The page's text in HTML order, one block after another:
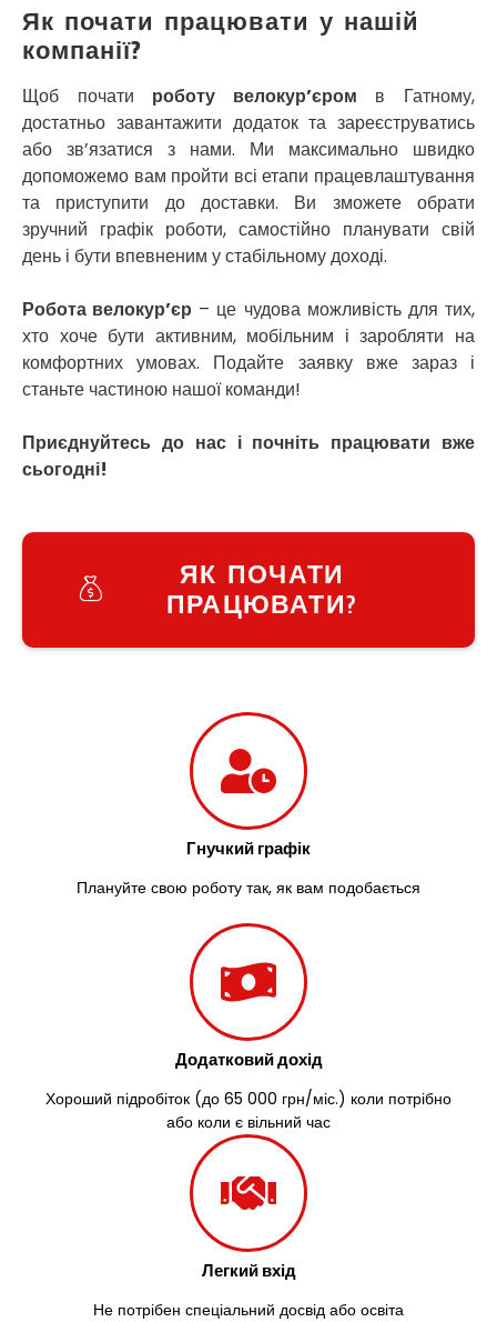
Як почати працювати у нашій
компанії?
Щоб почати роботу велокур’єром в Гатному,
достатньо завантажити додаток та зареєструватись
або зв’язатися з нами. Ми максимально швидко
допоможемо вам пройти всі етапи працевлаштування
та приступити до доставки. Ви зможете обрати
зручний графік роботи, самостійно планувати свій
день і бути впевненим у стабільному доході.
Робота велокур’єр – це чудова можливість для тих,
хто хоче бути активним, мобільним і заробляти на
комфортних умовах. Подайте заявку вже зараз і
станьте частиною нашої команди!
Приєднуйтесь до нас і почніть працювати вже
сьогодні!
ЯК ПОЧАТИ
ПРАЦЮВАТИ?
Гнучкий графік
Плануйте свою роботу так, як вам подобається
Додатковий дохід
Хороший підробіток (до 65 000 грн/міс.) коли потрібно
або коли є вільний час
Легкий вхід
Не потрібен спеціальний досвід або освіта
Стрий
Суми
Світловодськ
Святопетрівське
Тальне
Тарасівка
Тернопіль
Тернівка
Трускавець
Тульчин
Українка
Умань
Ужгород
Узин
Васильків
Великі Лази
Верхнедніпровськ
Вільнянськ
Винники
Вишневе
Віта-Поштова
Вознесенськ
Жовті Води